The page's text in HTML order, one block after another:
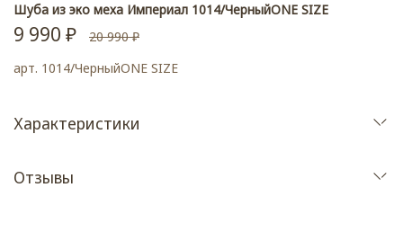
Шуба из эко меха Империал 1014/ЧерныйONE SIZE
арт. 1014/ЧерныйONE SIZE
9 990 ₽ 20 990 ₽
Характеристики
Отзывы